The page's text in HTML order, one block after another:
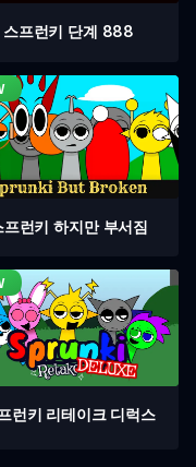
스프런키 단계 888
프런키 하지만 부서짐
런키 리테이크 디럭스